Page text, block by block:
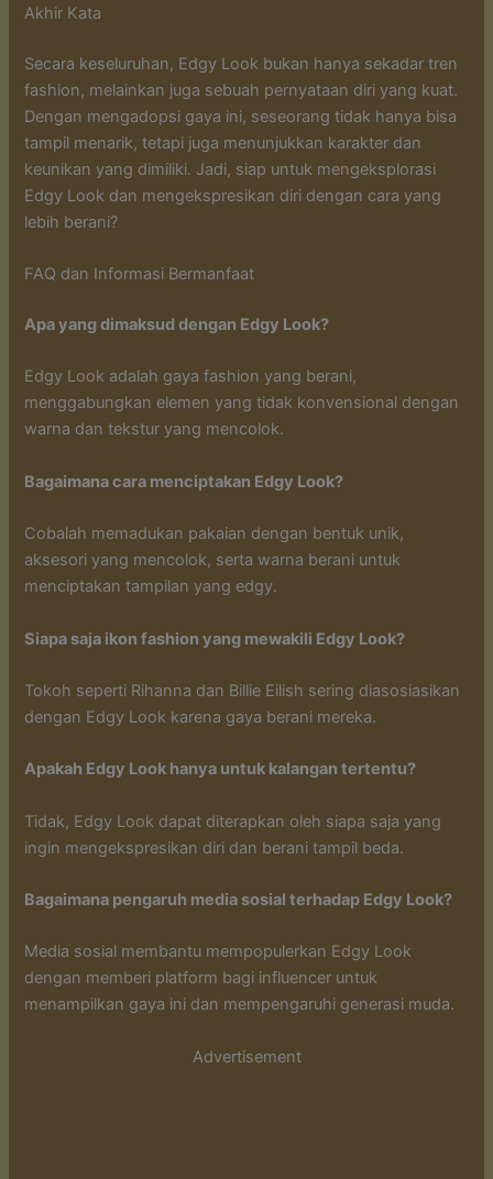
Akhir Kata
Secara keseluruhan, Edgy Look bukan hanya sekadar tren
fashion, melainkan juga sebuah pernyataan diri yang kuat.
Dengan mengadopsi gaya ini, seseorang tidak hanya bisa
tampil menarik, tetapi juga menunjukkan karakter dan
keunikan yang dimiliki. Jadi, siap untuk mengeksplorasi
Edgy Look dan mengekspresikan diri dengan cara yang
lebih berani?
FAQ dan Informasi Bermanfaat
Apa yang dimaksud dengan Edgy Look?
Edgy Look adalah gaya fashion yang berani,
menggabungkan elemen yang tidak konvensional dengan
warna dan tekstur yang mencolok.
Bagaimana cara menciptakan Edgy Look?
Cobalah memadukan pakaian dengan bentuk unik,
aksesori yang mencolok, serta warna berani untuk
menciptakan tampilan yang edgy.
Siapa saja ikon fashion yang mewakili Edgy Look?
Tokoh seperti Rihanna dan Billie Eilish sering diasosiasikan
dengan Edgy Look karena gaya berani mereka.
Apakah Edgy Look hanya untuk kalangan tertentu?
Tidak, Edgy Look dapat diterapkan oleh siapa saja yang
ingin mengekspresikan diri dan berani tampil beda.
Bagaimana pengaruh media sosial terhadap Edgy Look?
Media sosial membantu mempopulerkan Edgy Look
dengan memberi platform bagi influencer untuk
menampilkan gaya ini dan mempengaruhi generasi muda.
Advertisement